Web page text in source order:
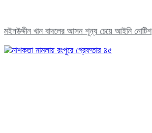
মইনউদ্দীন খান বাদলের আসন শূন্য চেয়ে আইনি নোটিশ